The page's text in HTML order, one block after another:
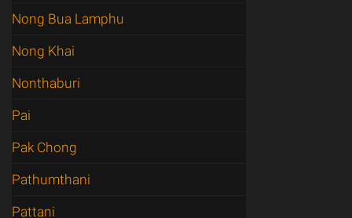
Nong Bua Lamphu
Nong Khai
Nonthaburi
Pai
Pak Chong
Pathumthani
Pattani